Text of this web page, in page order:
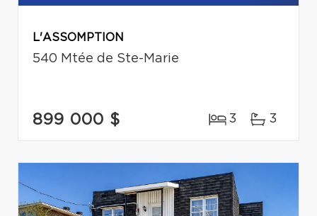
L'ASSOMPTION
540 Mtée de Ste-Marie
899 000 $ 3 3